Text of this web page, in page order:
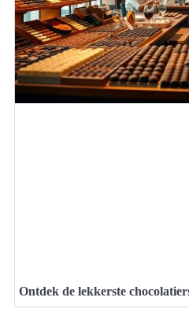
Ontdek de lekkerste